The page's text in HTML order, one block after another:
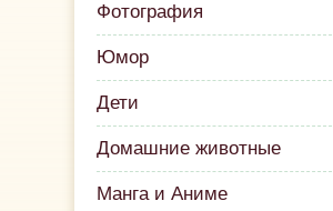
Фотография
Юмор
Дети
Домашние животные
Манга и Аниме